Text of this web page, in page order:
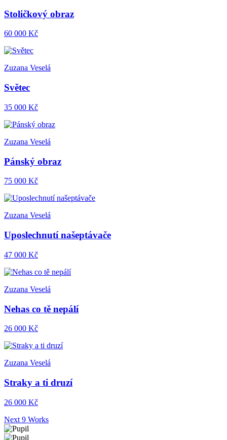
Stoličkový obraz
60 000 Kč
Zuzana Veselá
Světec
35 000 Kč
Zuzana Veselá
Pánský obraz
75 000 Kč
Zuzana Veselá
Uposlechnutí našeptávače
47 000 Kč
Zuzana Veselá
Nehas co tě nepálí
26 000 Kč
Zuzana Veselá
Straky a ti druzí
26 000 Kč
Next 9 Works